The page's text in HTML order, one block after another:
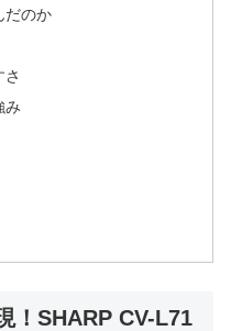
だのか
み
！SHARP CV-L71